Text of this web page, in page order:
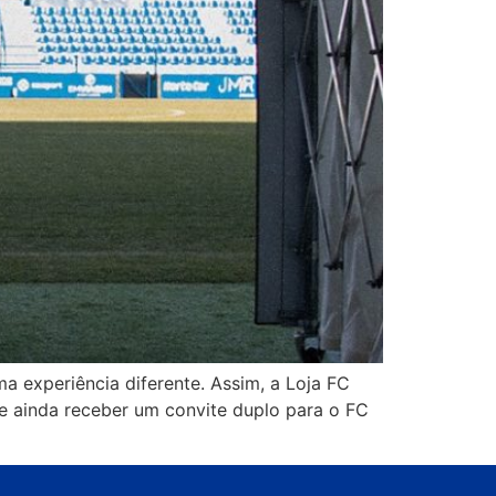
experiência diferente. Assim, a Loja FC
ainda receber um convite duplo para o FC